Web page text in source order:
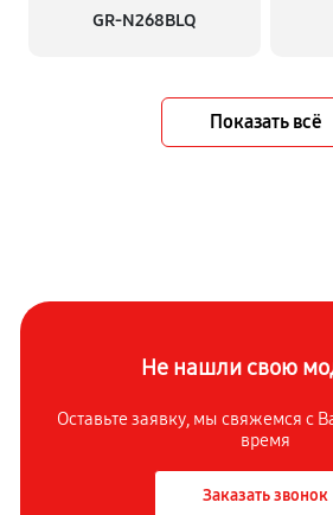
GR-N268BLQ
Показать всё
Не нашли свою
Оставьте заявку, мы свяжемся с
время
Заказать звонок